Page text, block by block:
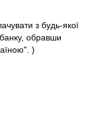
з будь-якої
обравши
)